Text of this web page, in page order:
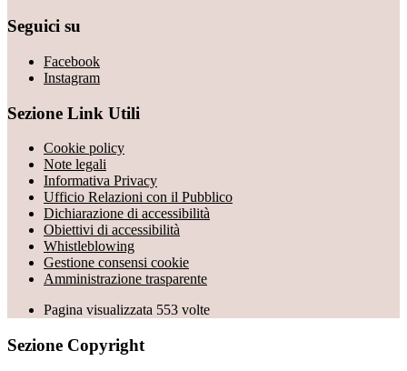
Seguici su
Facebook
Instagram
Sezione Link Utili
Cookie policy
Note legali
Informativa Privacy
Ufficio Relazioni con il Pubblico
Dichiarazione di accessibilità
Obiettivi di accessibilità
Whistleblowing
Gestione consensi cookie
Amministrazione trasparente
Pagina visualizzata 553 volte
Sezione Copyright